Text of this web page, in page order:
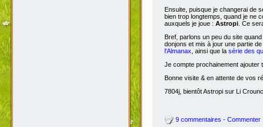
Ensuite, puisque je changerai de
bien trop longtemps, quand je ne
auxquels je joue : Astropi . Ce
Bref, parlons un peu du site
donjons et mis à jour une partie
l'Almanax , ainsi que la série des
Je compte prochainement ajouter
Bonne visite & en attente de vos
7804j, bientôt Astropi sur Li
9 commentaires - Commenter